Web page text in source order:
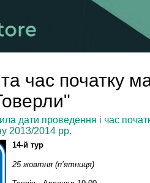
час початку
дати проведення і час
2013/2014 рр.
14-й тур
25 жовтня (п’ятниця)